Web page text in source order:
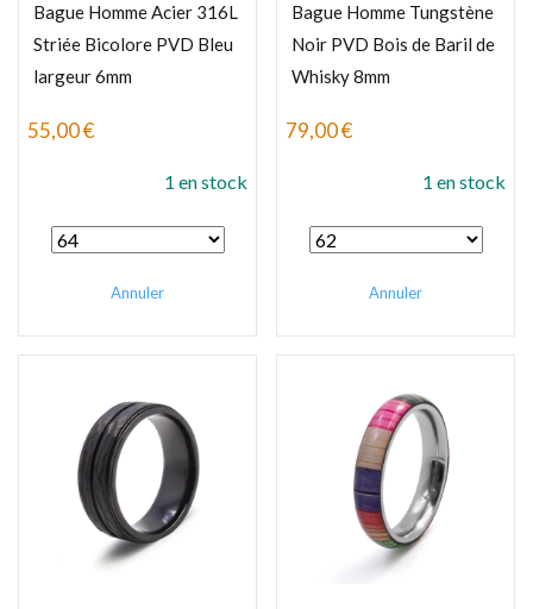
Bague Homme Acier 316L
Striée Bicolore PVD Bleu
largeur 6mm
55,00€
1 en stock
Annuler
Bague Homme Tungstène
Noir PVD Bois de Baril de
Whisky 8mm
79,00€
1 en stock
Annuler